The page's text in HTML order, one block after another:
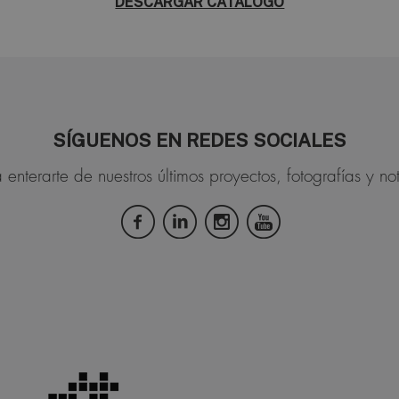
SÍGUENOS EN REDES SOCIALES
de nuestros últimos proyectos, fotografías y